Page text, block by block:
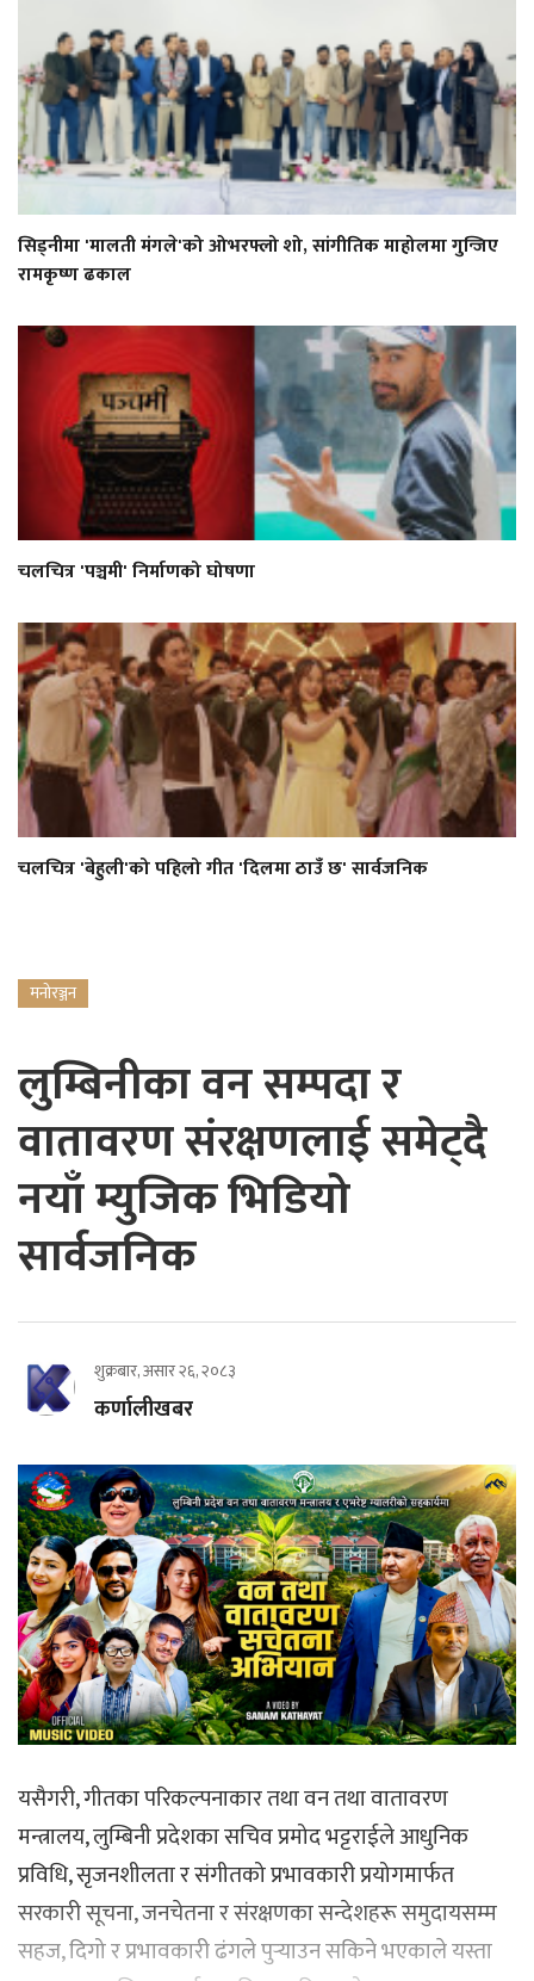
सिड्नीमा 'मालती मंगले'को ओभरफ्लो शो, सांगीतिक माहोलमा गुन्जिए
रामकृष्ण ढकाल
चलचित्र 'पञ्चमी' निर्माणको घोषणा
चलचित्र 'बेहुली'को पहिलो गीत 'दिलमा ठाउँ छ' सार्वजनिक
मनोरञ्जन
लुम्बिनीका वन सम्पदा र
वातावरण संरक्षणलाई समेट्दै
नयाँ म्युजिक भिडियो
सार्वजनिक
शुक्रबार, असार २६, २०८३
कर्णालीखबर
यसैगरी, गीतका परिकल्पनाकार तथा वन तथा वातावरण
मन्त्रालय, लुम्बिनी प्रदेशका सचिव प्रमोद भट्टराईले आधुनिक
प्रविधि, सृजनशीलता र संगीतको प्रभावकारी प्रयोगमार्फत
सरकारी सूचना, जनचेतना र संरक्षणका सन्देशहरू समुदायसम्म
सहज, दिगो र प्रभावकारी ढंगले पुर्‍याउन सकिने भएकाले यस्ता